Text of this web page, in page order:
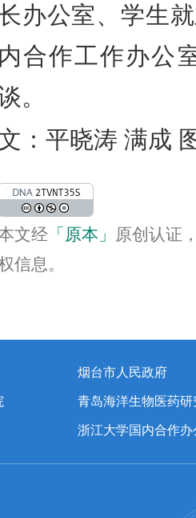
办公室、学生
内合作工作办公
。
：平晓涛 满成
文经 「原本」 原创认证
信息。
烟台市人民政府
青岛海洋生物医药研
浙江大学国内合作办